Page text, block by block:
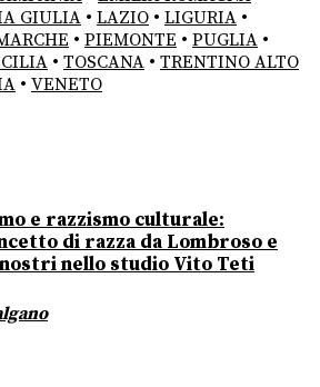
GIULIA • LAZIO • LIGURIA •
• PIEMONTE • PUGLIA •
• TOSCANA • TRENTINO ALTO
• VENETO
e razzismo culturale:
di razza da Lombroso e
nello studio Vito Teti